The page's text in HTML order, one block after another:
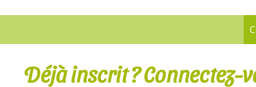
Onglets
principaux
Déjà inscrit ? Connectez-